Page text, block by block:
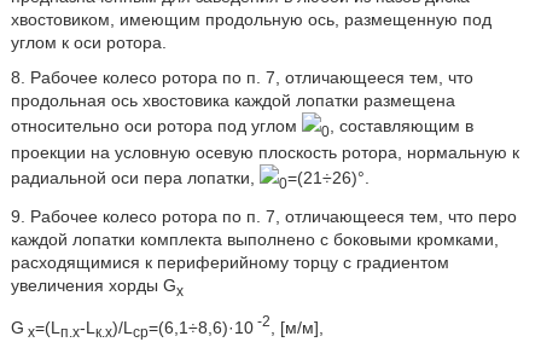
хвостовиком, имеющим продольную ось, размещенную под
углом к оси ротора.
8. Рабочее колесо ротора по п. 7, отличающееся тем, что
продольная ось хвостовика каждой лопатки размещена
относительно оси ротора под углом
0, составляющим в
проекции на условную осевую плоскость ротора, нормальную к
радиальной оси пера лопатки,
0=(21÷26)°.
9. Рабочее колесо ротора по п. 7, отличающееся тем, что перо
каждой лопатки комплекта выполнено с боковыми кромками,
расходящимися к периферийному торцу с градиентом
увеличения хорды Gх
G х=(L п.х-L к.х)/L ср=(6,1÷8,6)·10 -2
, [м/м],